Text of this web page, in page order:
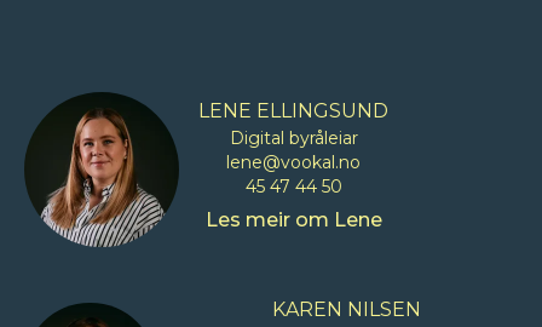
LENE ELLINGSUND
Digital byråleiar
lene@vookal.no
45 47 44 50
Les meir om Lene
KAREN NILSEN